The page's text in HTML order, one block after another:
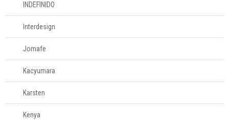
INDEFINIDO
Interdesign
Jomafe
Kacyumara
Karsten
Kenya